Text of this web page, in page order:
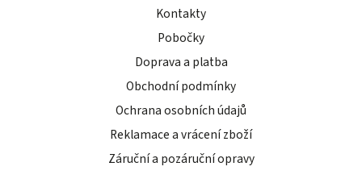
Kontakty
Pobočky
Doprava a platba
Obchodní podmínky
Ochrana osobních údajů
Reklamace a vrácení zboží
Záruční a pozáruční opravy